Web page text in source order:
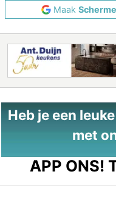
Maak
Heb je een
met
APP ONS!